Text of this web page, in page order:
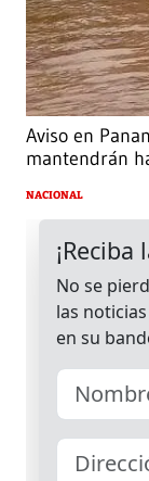
Aviso en
mantendrán
NACIONAL